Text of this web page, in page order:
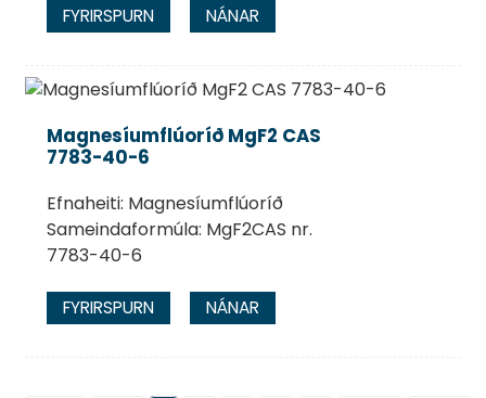
FYRIRSPURN NÁNAR
Magnesíumflúoríð MgF2 CAS
7783-40-6
Efnaheiti: Magnesíumflúoríð
Sameindaformúla: MgF2CAS nr.
7783-40-6
FYRIRSPURN NÁNAR